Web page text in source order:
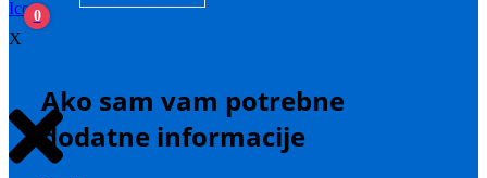
Ako sam vam potrebne
dodatne informacije
0
X